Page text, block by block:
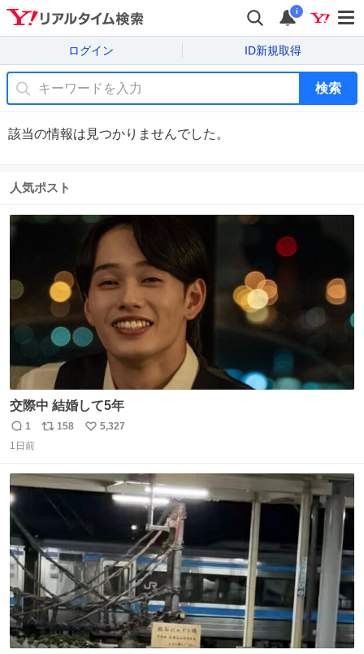
i
ログイン ID新規取得
検索
該当の情報は見つかりませんでした。
人気ポスト
交際中 結婚して5年
返
信
1
リ
ト
数
158
い
数
5,327
1日前